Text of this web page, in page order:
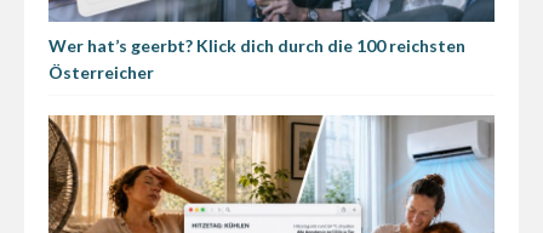
Wer hat’s geerbt? Klick dich durch die 100 reichsten
Österreicher